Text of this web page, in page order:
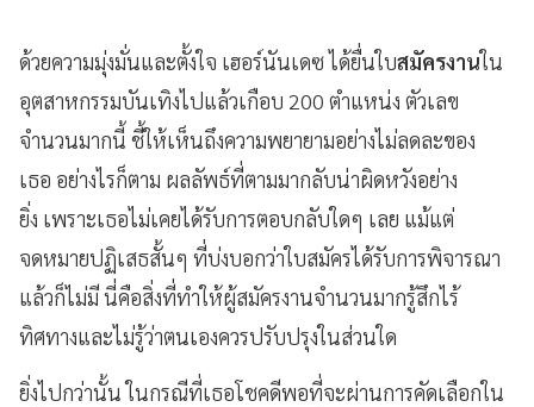
ด้วยความมุ่งมั่นและตั้งใจ เฮอร์นันเดซ ได้ยื่นใบสมัครงานใน
อุตสาหกรรมบันเทิงไปแล้วเกือบ 200 ตำแหน่ง ตัวเลข
จำนวนมากนี้ ชี้ให้เห็นถึงความพยายามอย่างไม่ลดละของ
เธอ อย่างไรก็ตาม ผลลัพธ์ที่ตามมากลับน่าผิดหวังอย่าง
ยิ่ง เพราะเธอไม่เคยได้รับการตอบกลับใดๆ เลย แม้แต่
จดหมายปฏิเสธสั้นๆ ที่บ่งบอกว่าใบสมัครได้รับการพิจารณา
แล้วก็ไม่มี นี่คือสิ่งที่ทำให้ผู้สมัครงานจำนวนมากรู้สึกไร้
ทิศทางและไม่รู้ว่าตนเองควรปรับปรุงในส่วนใด
ยิ่งไปกว่านั้น ในกรณีที่เธอโชคดีพอที่จะผ่านการคัดเลือกใน